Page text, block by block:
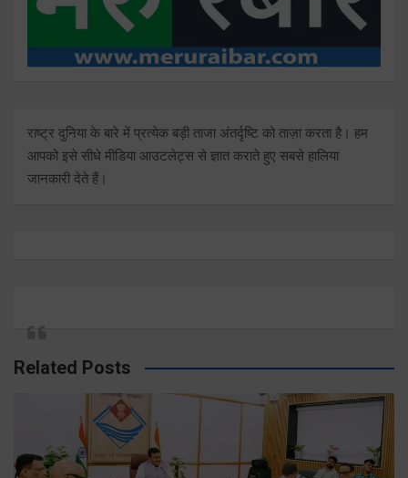
राष्ट्र दुनिया के बारे में प्रत्येक बड़ी ताजा अंतर्दृष्टि को ताज़ा करता है। हम
आपको इसे सीधे मीडिया आउटलेट्स से ज्ञात कराते हुए सबसे हालिया
जानकारी देते हैं।
Related Posts